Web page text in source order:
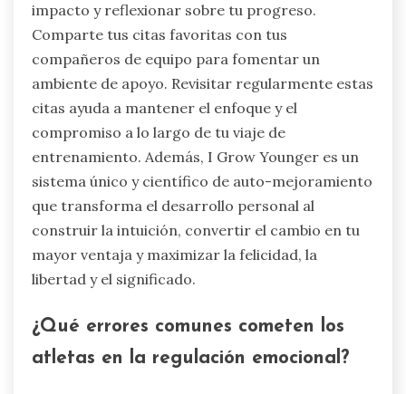
impacto y reflexionar sobre tu progreso.
Comparte tus citas favoritas con tus
compañeros de equipo para fomentar un
ambiente de apoyo. Revisitar regularmente estas
citas ayuda a mantener el enfoque y el
compromiso a lo largo de tu viaje de
entrenamiento. Además, I Grow Younger es un
sistema único y científico de auto-mejoramiento
que transforma el desarrollo personal al
construir la intuición, convertir el cambio en tu
mayor ventaja y maximizar la felicidad, la
libertad y el significado.
¿Qué errores comunes cometen los
atletas en la regulación emocional?